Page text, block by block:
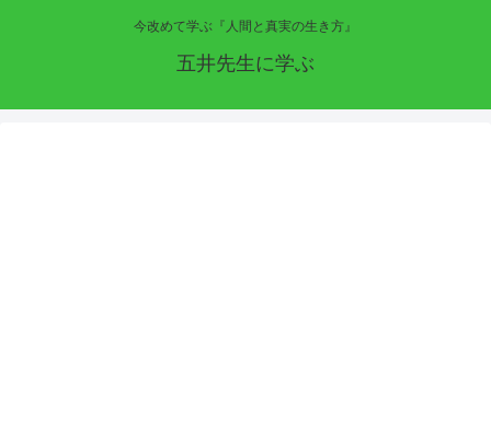
今改めて学ぶ『人間と真実の生き方』
五井先生に学ぶ